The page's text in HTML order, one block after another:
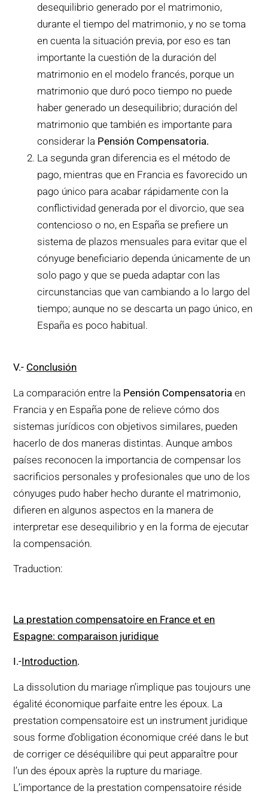
desequilibrio generado por el matrimonio,
durante el tiempo del matrimonio, y no se toma
en cuenta la situación previa, por eso es tan
importante la cuestión de la duración del
matrimonio en el modelo francés, porque un
matrimonio que duró poco tiempo no puede
haber generado un desequilibrio; duración del
matrimonio que también es importante para
considerar la Pensión Compensatoria.
La segunda gran diferencia es el método de
pago, mientras que en Francia es favorecido un
pago único para acabar rápidamente con la
conflictividad generada por el divorcio, que sea
contencioso o no, en España se prefiere un
sistema de plazos mensuales para evitar que el
cónyuge beneficiario dependa únicamente de un
solo pago y que se pueda adaptar con las
circunstancias que van cambiando a lo largo del
tiempo; aunque no se descarta un pago único, en
España es poco habitual.
V.- Conclusión
La comparación entre la Pensión Compensatoria en
Francia y en España pone de relieve cómo dos
sistemas jurídicos con objetivos similares, pueden
hacerlo de dos maneras distintas. Aunque ambos
países reconocen la importancia de compensar los
sacrificios personales y profesionales que uno de los
cónyuges pudo haber hecho durante el matrimonio,
difieren en algunos aspectos en la manera de
interpretar ese desequilibrio y en la forma de ejecutar
la compensación.
Traduction:
La prestation compensatoire en France et en
Espagne: comparaison juridique
I.-Introduction.
La dissolution du mariage n’implique pas toujours une
égalité économique parfaite entre les époux. La
prestation compensatoire est un instrument juridique
sous forme d’obligation économique créé dans le but
de corriger ce déséquilibre qui peut apparaître pour
l’un des époux après la rupture du mariage.
L’importance de la prestation compensatoire réside